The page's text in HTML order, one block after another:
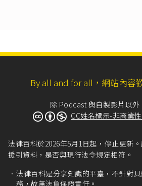
乃論之罪，其告訴或請求已經
刑事訴訟法第303條第3款：「
求乃論之罪，未經告訴、請求
撤回或已逾告訴期間者。」
「凡違反本作業要點人員，經
後，依『警察人員獎懲標準表
從重議處，如涉及民、刑事責
理。」
By all and for all，網站內容
除 Podcast 與自製影片以外
CC姓名標示-非商業
法律百科於2026年5月1日起，停止更新
援引資料，是否與現行法令規定相符。
法律百科是分享知識的平臺，不針對
務，故無法負保證責任。